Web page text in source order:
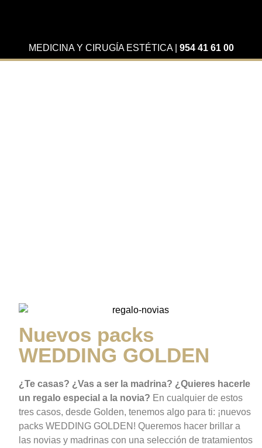
MEDICINA Y CIRUGÍA ESTÉTICA| 954 41 61 00
Nuevos packs
WEDDING GOLDEN
¿Te casas? ¿Vas a ser la madrina? ¿Quieres hacerle
un regalo especial a la novia? En cualquier de estos
tres casos, desde Golden, tenemos algo para ti: ¡nuevos
packs WEDDING GOLDEN! Queremos hacer brillar a
las novias y madrinas con una selección de tratamientos